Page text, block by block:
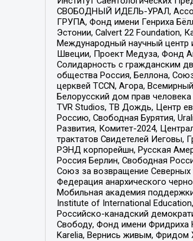
СВОБОДНЫЙ ИДЕЛЬ-УРАЛ,
ГРУПА, Фонд имени Генриха
Эстонии, Calvert 22 Foundation,
Международный научный центр
Швеции, Проект Медуза, Фонд
Солидарность с гражданским
общества Россия, Беллона,
церквей TCCN, Агора,
Белорусский дом прав
TVR Studios, ТВ Дождь, Центр
Россию, Свободная Бурятия,
Развития, Комитет-2024,
трактатов Свидетелей Иеговы,
РЭНД корпорейшн, Русская
Россия Берлин, Свободная
Союз за возвращение Северных
Федерация анархического
Мобильная академия
Institute of International
Российско-канадский
Свободу, Фонд имени Фридриха
Karelia, Вернись живым, Фридом